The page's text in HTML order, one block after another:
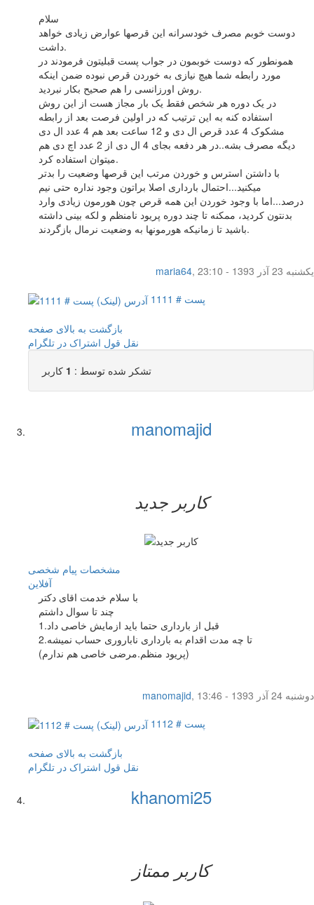
سلام
دوست خوبم مصرف خودسرانه این قرصها عوارض زیادی خواهد
داشت.
همونطور که دوست خوبمون در جواب پست قبلیتون فرمودند در
مورد رابطه شما هیچ نیازی به خوردن قرص نبوده ضمن اینکه
روش اورزانسی را هم صحیح بکار نبردید.
در یک دوره هر شخص فقط یک بار مجاز هست از این روش
استفاده کنه به این ترتیب که در اولین فرصت بعد از رابطه
مشکوک 4 عدد قرص ال دی و 12 ساعت بعد هم 4 عدد ال دی
دیگه مصرف بشه..در هر دفعه بجای 4 ال دی از 2 عدد اچ دی هم
میتوان استفاده کرد.
با داشتن استرس و خوردن مرتب این قرصها وضعیت را بدتر
میکنید...احتمال بارداری اصلا براتون وجود نداره حتی نیم
درصد...اما با وجود خوردن این همه قرص چون هورمون زیادی وارد
بدنتون کردید، ممکنه تا چند دوره پریود نامنظم و لکه بینی داشته
باشید تا زمانیکه هورمونها به وضعیت نرمال بازگردند.
maria64,
یکشنبه 23 آذر 1393 - 23:10
پست # 1111
بازگشت به بالای صفحه
نقل قول اشتراک در تلگرام
تشکر شده توسط : 1 کاربر
manomajid
کاربر جدید
مشخصات پیام شخصی
آفلاين
با سلام خدمت اقای دکتر
چند تا سوال داشتم
1.قبل از بارداری حتما باید ازمایش خاصی داد
2.تا چه مدت اقدام به بارداری ناباروری حساب نمیشه
(پریود منظم.مرضی خاصی هم ندارم)
manomajid,
دوشنبه 24 آذر 1393 - 13:46
پست # 1112
بازگشت به بالای صفحه
نقل قول اشتراک در تلگرام
khanomi25
کاربر ممتاز